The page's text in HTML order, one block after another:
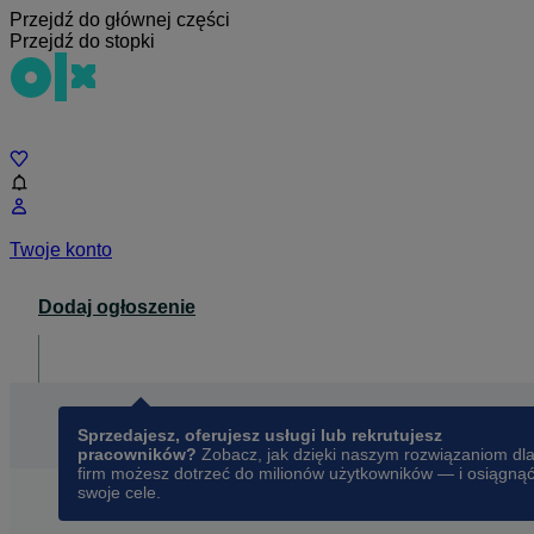
Przejdź do głównej części
Przejdź do stopki
Twoje konto
Dodaj ogłoszenie
Sprzedajesz, oferujesz usługi lub rekrutujesz
pracowników? Zobacz, jak dzięki naszym rozwiązaniom dla
firm możesz dotrzeć do milionów użytkowników — i osiągnąć
swoje cele.